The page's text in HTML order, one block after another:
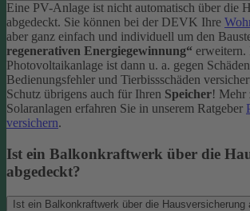
Eine PV-Anlage ist nicht automatisch über die
abgedeckt. Sie können bei der DEVK Ihre
aber ganz einfach und individuell um den
regenerativen Energiegewinnung“ erweitern.
Photovoltaikanlage ist dann u. a. gegen
Bedienungsfehler und Tierbissschäden
Schutz übrigens auch für Ihren Speicher! Mehr
Solaranlagen erfahren Sie in unserem Ratgeber
versichern.
Ist ein Balkonkraftwerk über die
abgedeckt?
Ist ein Balkonkraftwerk über die Hausversicherung